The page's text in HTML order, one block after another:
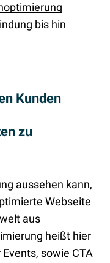
bis hin
Kunden
zu
aussehen kann,
Webseite
aus
heißt hier
sowie CTA